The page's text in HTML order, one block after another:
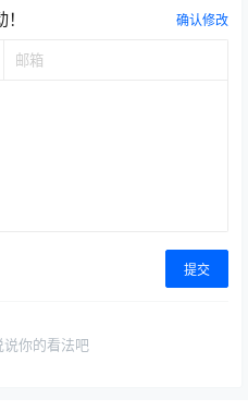
确认修改
提交
说你的看法吧